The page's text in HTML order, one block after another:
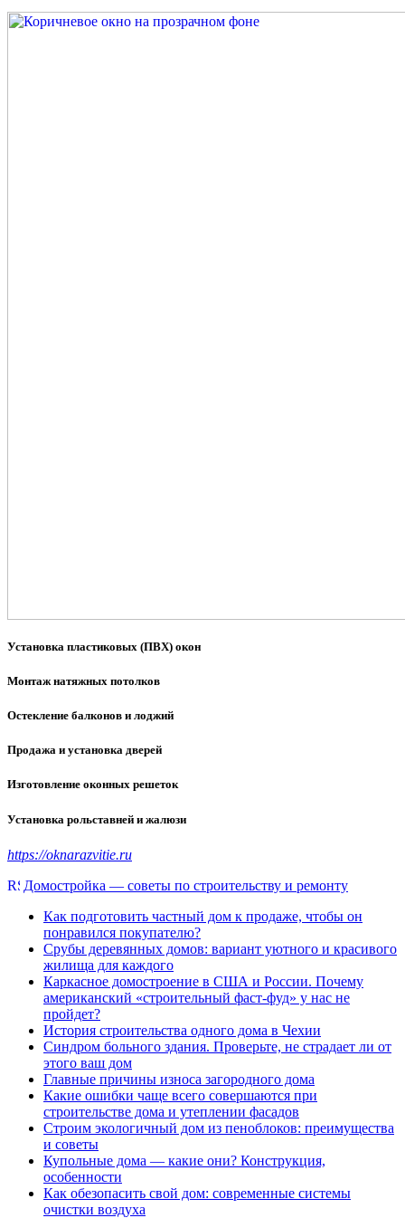
Установка пластиковых (ПВХ) окон
Монтаж натяжных потолков
Остекление балконов и лоджий
Продажа и установка дверей
Изготовление оконных решеток
Установка рольставней и жалюзи
https://oknarazvitie.ru
Домостройка — советы по строительству и ремонту
Как подготовить частный дом к продаже, чтобы он
понравился покупателю?
Срубы деревянных домов: вариант уютного и красивого
жилища для каждого
Каркасное домостроение в США и России. Почему
американский «строительный фаст-фуд» у нас не
пройдет?
История строительства одного дома в Чехии
Синдром больного здания. Проверьте, не страдает ли от
этого ваш дом
Главные причины износа загородного дома
Какие ошибки чаще всего совершаются при
строительстве дома и утеплении фасадов
Строим экологичный дом из пеноблоков: преимущества
и советы
Купольные дома — какие они? Конструкция,
особенности
Как обезопасить свой дом: современные системы
очистки воздуха